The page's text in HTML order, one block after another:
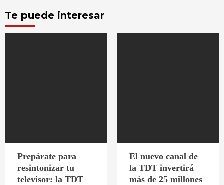
Te puede interesar
Prepárate para
resintonizar tu
televisor: la TDT
El nuevo canal de
la TDT invertirá
más de 25 millones